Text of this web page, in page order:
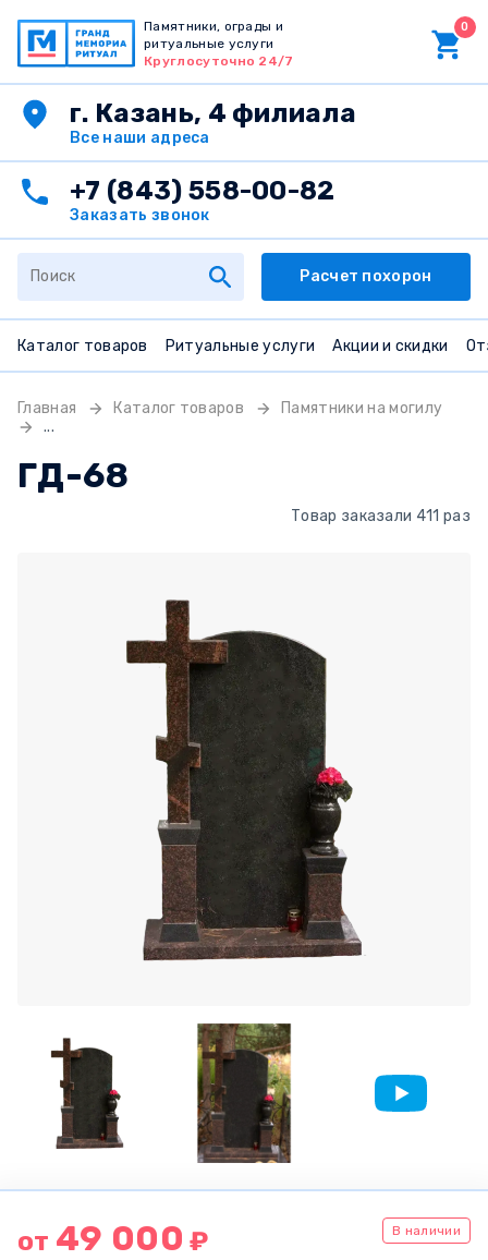
Памятники, ограды и
ритуальные услуги
Круглосуточно 24/7
г. Казань, 4 филиала
Все наши адреса
+7 (843) 558-00-82
Заказать звонок
0
Расчет похорон
Каталог товаров Ритуальные услуги Акции и скидки
Главная Каталог товаров
Памятники на могилу
...
ГД-68
Товар заказали 411 раз
от 49 000 ₽ В наличии